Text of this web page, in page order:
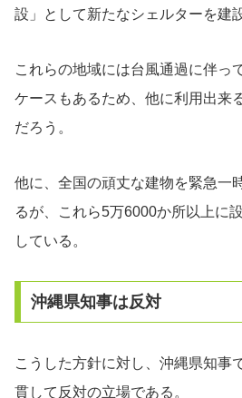
設」として新たなシェルターを建
これらの地域には台風通過に伴っ
ケースもあるため、他に利用出来
だろう。
他に、全国の頑丈な建物を緊急一
るが、これら5万6000か所以上に
している。
沖縄県知事は反対
こうした方針に対し、沖縄県知事
貫して反対の立場である。